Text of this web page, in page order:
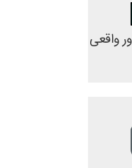
واقعی